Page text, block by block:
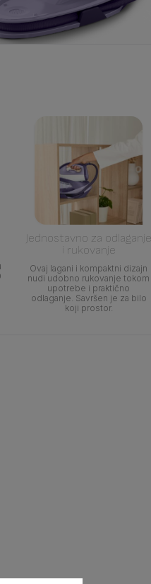
Jednostavno za odlaganje
i rukovanje
Ovaj lagani i kompaktni dizajn
nudi udobno rukovanje tokom
upotrebe i praktično
odlaganje. Savršen je za bilo
koji prostor.